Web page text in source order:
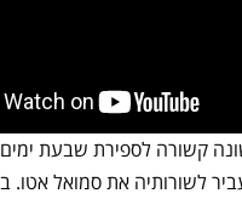
קשורה לספירת שבעת
לשורותיה את סמואל אטו.